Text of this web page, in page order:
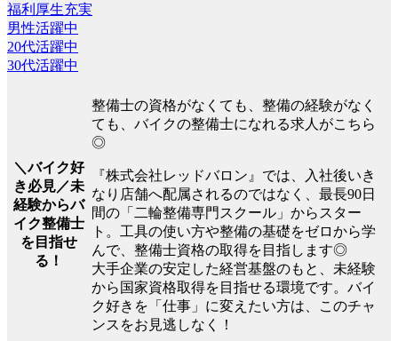
福利厚生充実
男性活躍中
20代活躍中
30代活躍中
＼バイク好
き必見／未
経験からバ
イク整備士
を目指せ
る！
整備士の資格がなくても、整備の経験がなく
ても、バイクの整備士になれる求人がこちら
◎
『株式会社レッドバロン』では、入社後いき
なり店舗へ配属されるのではなく、最長90日
間の「二輪整備専門スクール」からスター
ト。工具の使い方や整備の基礎をゼロから学
んで、整備士資格の取得を目指します◎
大手企業の安定した経営基盤のもと、未経験
から国家資格取得を目指せる環境です。バイ
ク好きを「仕事」に変えたい方は、このチャ
ンスをお見逃しなく！